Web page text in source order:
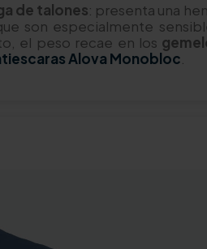
de talones: presenta una
son especialmente
el peso recae en los
Alova Monobloc